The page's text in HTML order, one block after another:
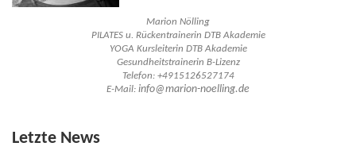
Marion Nölling
PILATES u. Rückentrainerin DTB Akademie
YOGA Kursleiterin DTB Akademie
Gesundheitstrainerin B-Lizenz
Telefon: +4915126527174
E-Mail: info@marion-noelling.de
Letzte News